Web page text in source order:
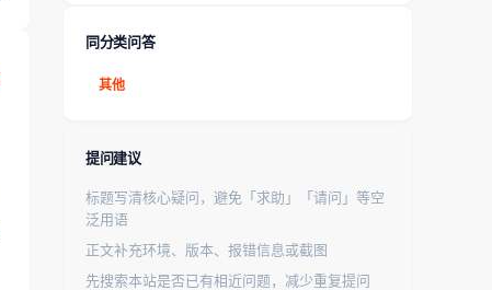
同分类问答
其他
提问建议
标题写清核心疑问，避免「求助」「请问」等空
泛用语
正文补充环境、版本、报错信息或截图
先搜索本站是否已有相近问题，减少重复提问